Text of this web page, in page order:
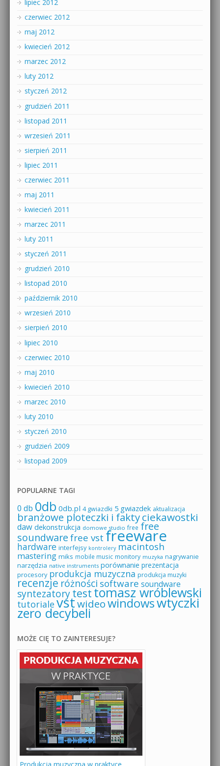
lipiec 2012
czerwiec 2012
maj 2012
kwiecień 2012
marzec 2012
luty 2012
styczeń 2012
grudzień 2011
listopad 2011
wrzesień 2011
sierpień 2011
lipiec 2011
czerwiec 2011
maj 2011
kwiecień 2011
marzec 2011
luty 2011
styczeń 2011
grudzień 2010
listopad 2010
październik 2010
wrzesień 2010
sierpień 2010
lipiec 2010
czerwiec 2010
maj 2010
kwiecień 2010
marzec 2010
luty 2010
styczeń 2010
grudzień 2009
listopad 2009
POPULARNE TAGI
0 db 0db 0db.pl 4 gwiazdki 5 gwiazdek aktualizacja
branżowe ploteczki i faktyciekawostki
daw dekonstrukcja domowe studio free free
soundware free vst freeware
hardware interfejsy kontrolery macintosh
mastering miks mobile music monitory muzyka nagrywanie
narzędzia native instruments porównanie prezentacja
procesory produkcja muzyczna produkcja muzyki
recenzje różności software soundware
syntezatorytesttomasz wróblewski
tutoriale vstwideowindowswtyczki
zero decybeli
MOŻE CIĘ TO ZAINTERESUJE?